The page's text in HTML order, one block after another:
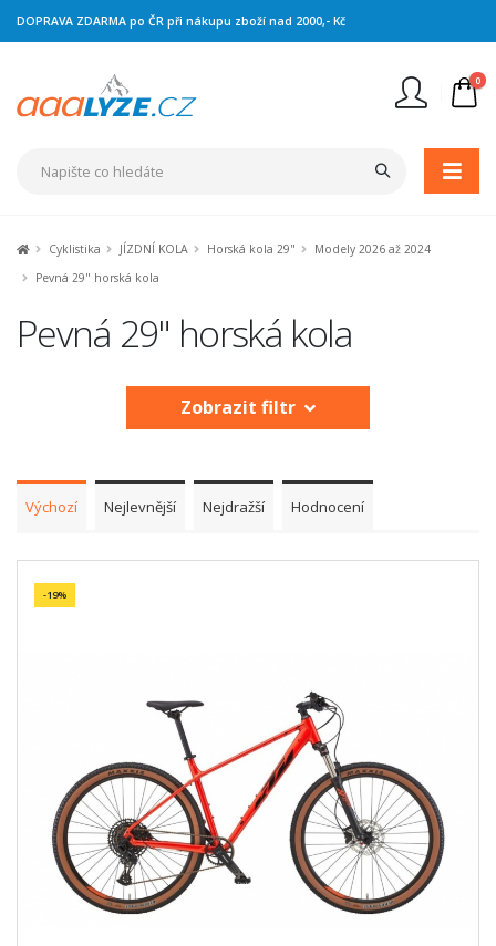
DOPRAVA ZDARMA po ČR při nákupu zboží nad 2000,- Kč
0
Cyklistika JÍZDNÍ KOLA Horská kola 29"
Modely 2026 až 2024
Pevná 29" horská kola
Pevná 29" horská kola
Zobrazit filtr
Výchozí Nejlevnější Nejdražší Hodnocení
-19%